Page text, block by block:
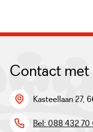
Contact met
Kasteellaan 27,
Bel: 088 432 70